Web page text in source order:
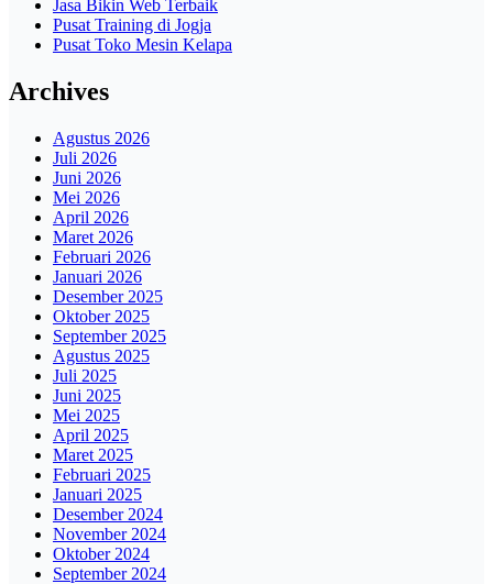
Jasa Bikin Web Terbaik
Pusat Training di Jogja
Pusat Toko Mesin Kelapa
Archives
Agustus 2026
Juli 2026
Juni 2026
Mei 2026
April 2026
Maret 2026
Februari 2026
Januari 2026
Desember 2025
Oktober 2025
September 2025
Agustus 2025
Juli 2025
Juni 2025
Mei 2025
April 2025
Maret 2025
Februari 2025
Januari 2025
Desember 2024
November 2024
Oktober 2024
September 2024